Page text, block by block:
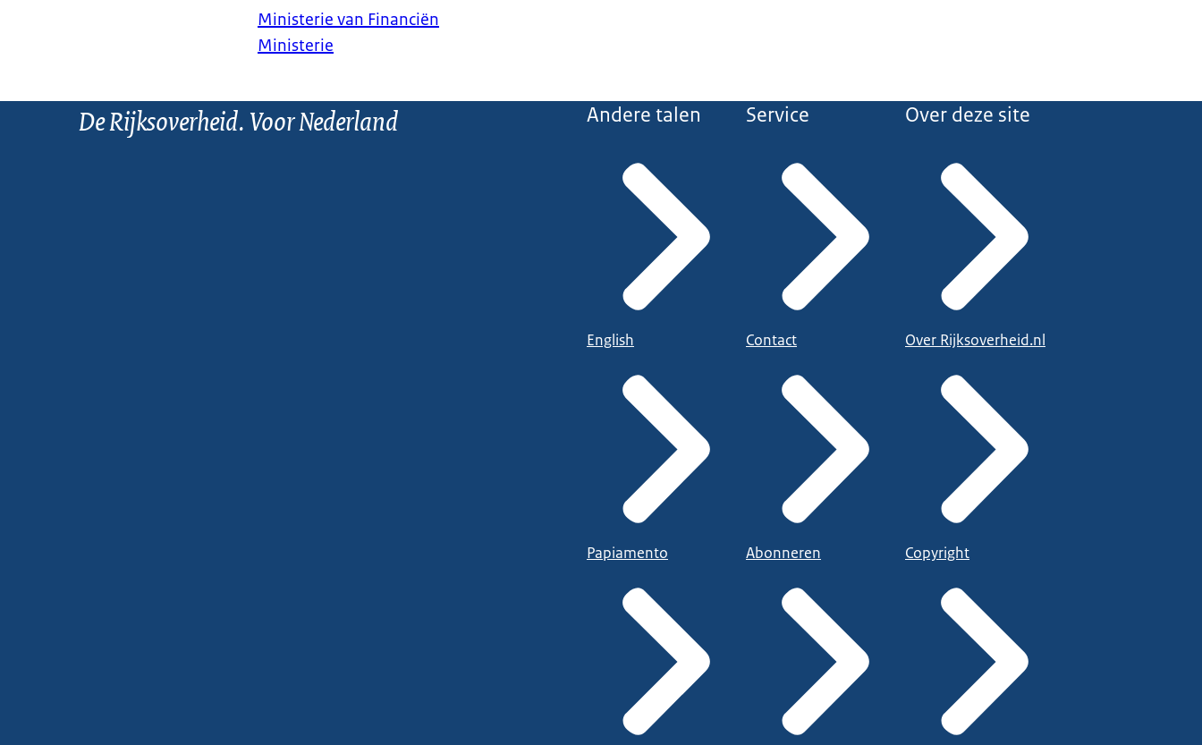
Ministerie van Financiën
Ministerie
De Rijksoverheid. Voor Nederland Andere talen
English
Papiamento
Service
Contact
Abonneren
Over deze site
Over Rijksoverheid.nl
Copyright